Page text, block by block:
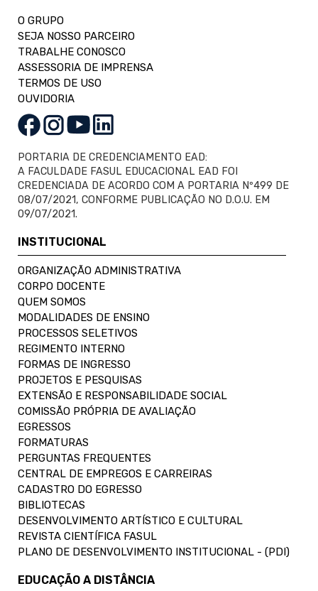
O GRUPO
SEJA NOSSO PARCEIRO
TRABALHE CONOSCO
ASSESSORIA DE IMPRENSA
TERMOS DE USO
OUVIDORIA
PORTARIA DE CREDENCIAMENTO EAD:
A FACULDADE FASUL EDUCACIONAL EAD FOI
CREDENCIADA DE ACORDO COM A PORTARIA Nº499 DE
08/07/2021, CONFORME PUBLICAÇÃO NO D.O.U. EM
09/07/2021.
INSTITUCIONAL
ORGANIZAÇÃO ADMINISTRATIVA
CORPO DOCENTE
QUEM SOMOS
MODALIDADES DE ENSINO
PROCESSOS SELETIVOS
REGIMENTO INTERNO
FORMAS DE INGRESSO
PROJETOS E PESQUISAS
EXTENSÃO E RESPONSABILIDADE SOCIAL
COMISSÃO PRÓPRIA DE AVALIAÇÃO
EGRESSOS
FORMATURAS
PERGUNTAS FREQUENTES
CENTRAL DE EMPREGOS E CARREIRAS
CADASTRO DO EGRESSO
BIBLIOTECAS
DESENVOLVIMENTO ARTÍSTICO E CULTURAL
REVISTA CIENTÍFICA FASUL
PLANO DE DESENVOLVIMENTO INSTITUCIONAL - (PDI)
EDUCAÇÃO A DISTÂNCIA